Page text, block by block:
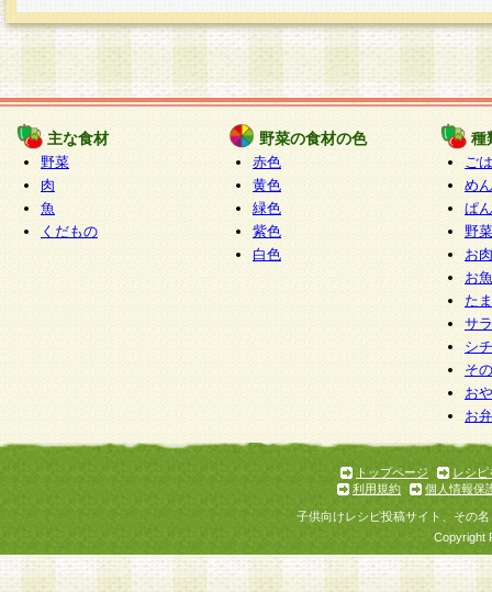
てその効力を生じるものとします。
4.本規約は、会員登録希望者による会員登録手続
の当社による会員登録の承認が完了した時点で会
たものとみなされ、会員に対して適用されるもの
5.当社がお聞きする個人情報は、すべて会員登録
で提 供いただいたものと考えております。従っ
自らの個人情報の提供を希望されない場合には、
をお預かりいたしません が、提供されないこと
商品やサービス等をご利用いただけない場合があ
了承ください。
6.当社は、お客様から当社が保有している個人情
加・ 利用停止等を求められた場合には、ご本人
て確認できた場合に限り、法令に準拠して合理的
いただきます。なお、開示 請求等の請求先は個
ります。
1.会員とは、本規約等を承諾のうえ、当社所定の
了し、当社が承認した者、グループとします。な
が以下に該当する場合は会員登録をすることがで
主な食材
野菜
肉
魚
くだもの
野菜の食材の色
赤色
黄色
緑色
紫色
白色
種
ご
めん
ぱん
野
お
お
た
サ
シ
そ
お
お
トップページ
レシピ
利用規約
個人情報保
子供向けレシピ投稿サイト、その
Copyright